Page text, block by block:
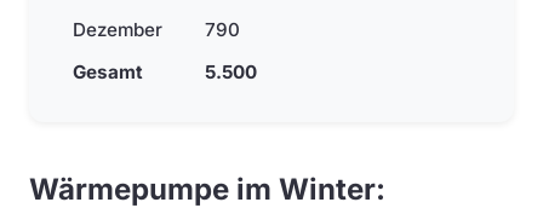
Dezember
790
Gesamt
5.500
Wärmepumpe im Winter: